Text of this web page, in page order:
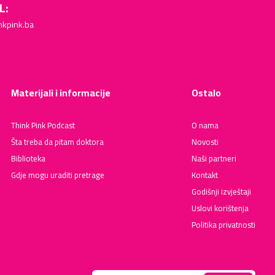
Materijali i informacije
Think Pink Podcast
Šta treba da pitam doktora
Biblioteka
Gdje mogu uraditi pretrage
Ostalo
O nama
Novosti
Naši partneri
Kontakt
Godišnji izvještaji
Uslovi korištenja
Politika privatnosti